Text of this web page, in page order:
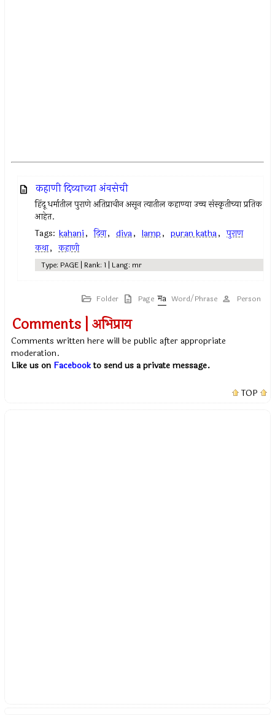
कहाणी दिव्याच्या अंवसेची
हिंदू धर्मातील पुराणे अतिप्राचीन असून त्यातील कहाण्या उच्च संस्कृतीच्या प्रतिक
आहेत.
Tags: kahani, दिवा, diva, lamp, puran katha, पुराण
कथा, कहाणी
Type: PAGE | Rank: 1 | Lang: mr
Folder Page Word/Phrase Person
Comments | अभिप्राय
Comments written here will be public after appropriate
moderation.
Like us on Facebookto send us a private message.
TOP